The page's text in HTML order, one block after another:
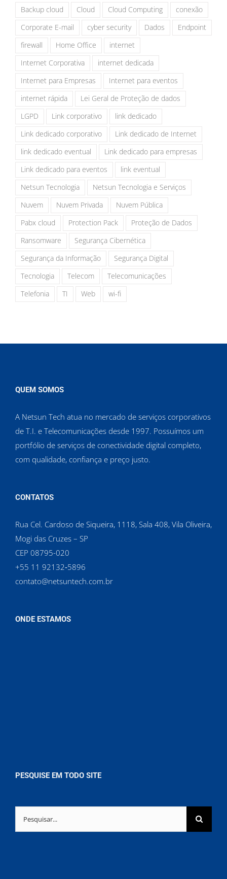
Backup cloud Cloud Cloud Computing
conexão
Corporate E-mail
cyber security Dados
Endpoint
firewall
Home Office
internet
Internet Corporativa
internet dedicada
Internet para Empresas
Internet para eventos
internet rápida
Lei Geral de Proteção de dados
LGPD
Link corporativo
link dedicado
Link dedicado corporativo
Link dedicado de Internet
link dedicado eventual
Link dedicado para empresas
Link dedicado para eventos
link eventual
Netsun Tecnologia
Netsun Tecnologia e Serviços
Nuvem
Nuvem Privada
Nuvem Pública
Pabx cloud
Protection Pack
Proteção de Dados
Ransomware
Segurança Cibernética
Segurança da Informação
Segurança Digital
Tecnologia
Telecom
Telecomunicações
Telefonia
TI Web wi-fi
QUEM SOMOS
A Netsun Tech atua no mercado de serviços corporativos
de T.I. e Telecomunicações desde 1997. Possuímos um
portfólio de serviços de conectividade digital completo,
com qualidade, confiança e preço justo.
CONTATOS
Rua Cel. Cardoso de Siqueira, 1118, Sala 408, Vila Oliveira,
Mogi das Cruzes – SP
CEP 08795-020
‪+55 11 92132‑5896‬
contato@netsuntech.com.br
ONDE ESTAMOS
PESQUISE EM TODO SITE